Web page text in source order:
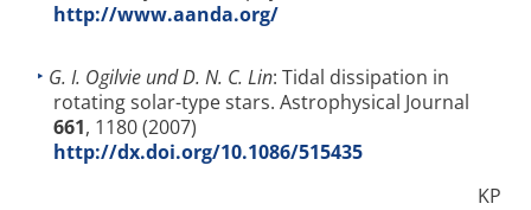
http://www.aanda.org/
G. I. Ogilvie und D. N. C. Lin: Tidal dissipation in
rotating solar-type stars. Astrophysical Journal
661, 1180 (2007)
http://dx.doi.org/10.1086/515435
KP